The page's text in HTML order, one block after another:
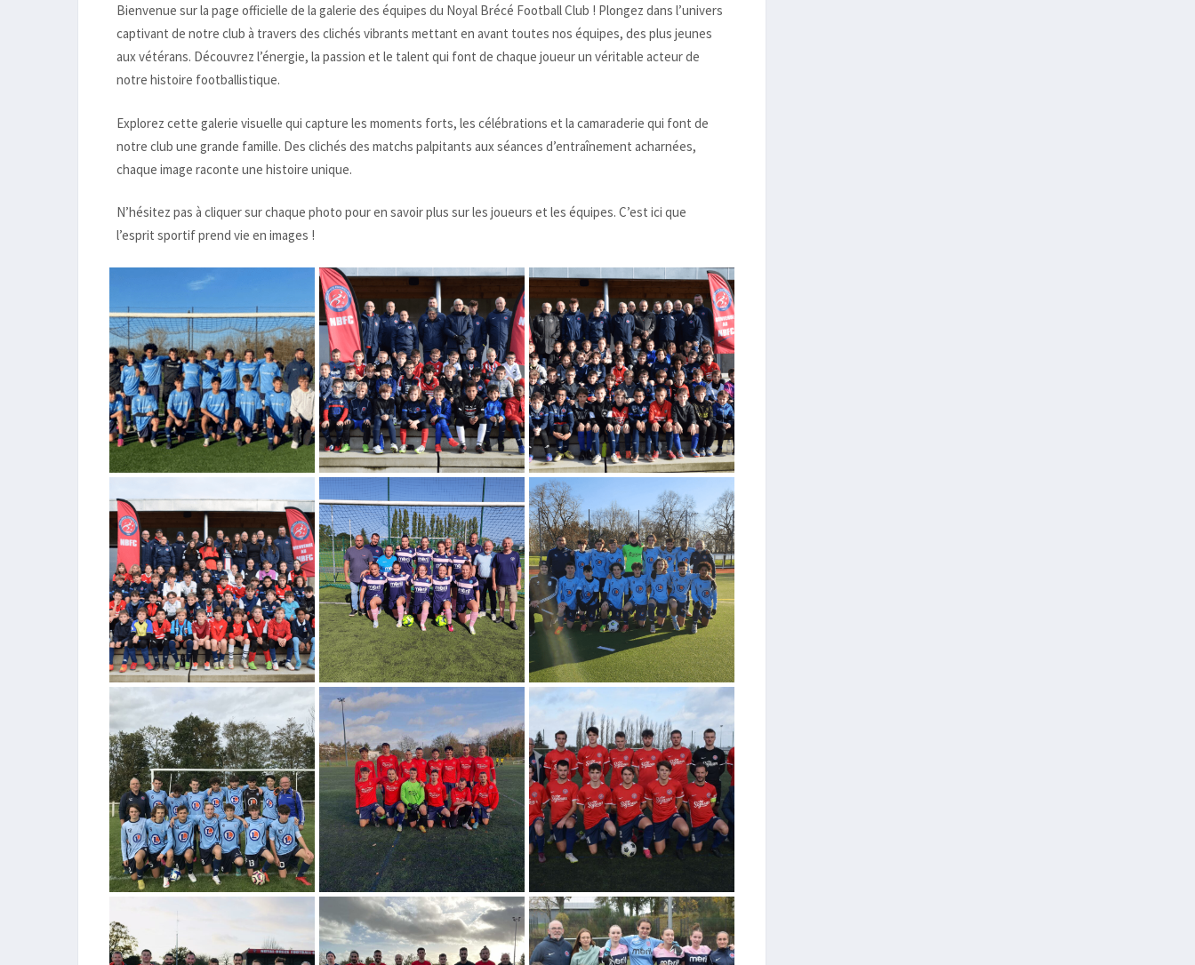
Bienvenue sur la page officielle de la galerie des équipes du Noyal Brécé Football Club ! Plongez dans l’univers
captivant de notre club à travers des clichés vibrants mettant en avant toutes nos équipes, des plus jeunes
aux vétérans. Découvrez l’énergie, la passion et le talent qui font de chaque joueur un véritable acteur de
notre histoire footballistique.
Explorez cette galerie visuelle qui capture les moments forts, les célébrations et la camaraderie qui font de
notre club une grande famille. Des clichés des matchs palpitants aux séances d’entraînement acharnées,
chaque image raconte une histoire unique.
N’hésitez pas à cliquer sur chaque photo pour en savoir plus sur les joueurs et les équipes. C’est ici que
l’esprit sportif prend vie en images !